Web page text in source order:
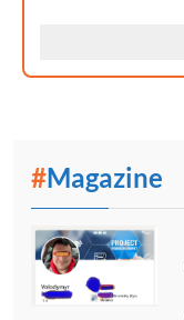
#Magazine